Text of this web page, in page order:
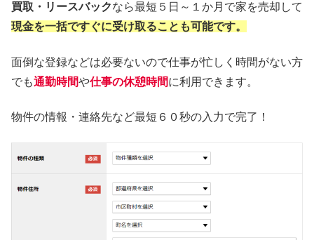
買取・リースバックなら最短５日～１か月で家を売却して
現金を一括ですぐに受け取ることも可能です。
面倒な登録などは必要ないので仕事が忙しく時間がない方
でも通勤時間や仕事の休憩時間に利用できます。
物件の情報・連絡先など最短６０秒の入力で完了！